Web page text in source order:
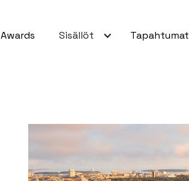
Awards Sisällöt Tapahtumat